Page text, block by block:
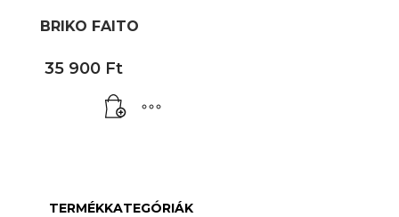
BRIKO FAITO
35 900 Ft
TERMÉKKATEGÓRIÁK